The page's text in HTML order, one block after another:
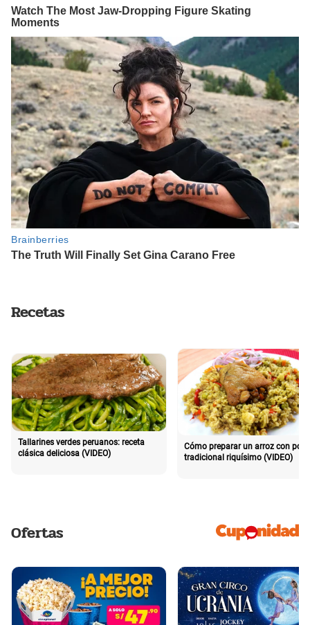
Recetas
Tallarines verdes peruanos: receta
clásica deliciosa (VIDEO)
Cómo preparar un arroz con pollo
tradicional riquísimo (VIDEO)
Ofertas